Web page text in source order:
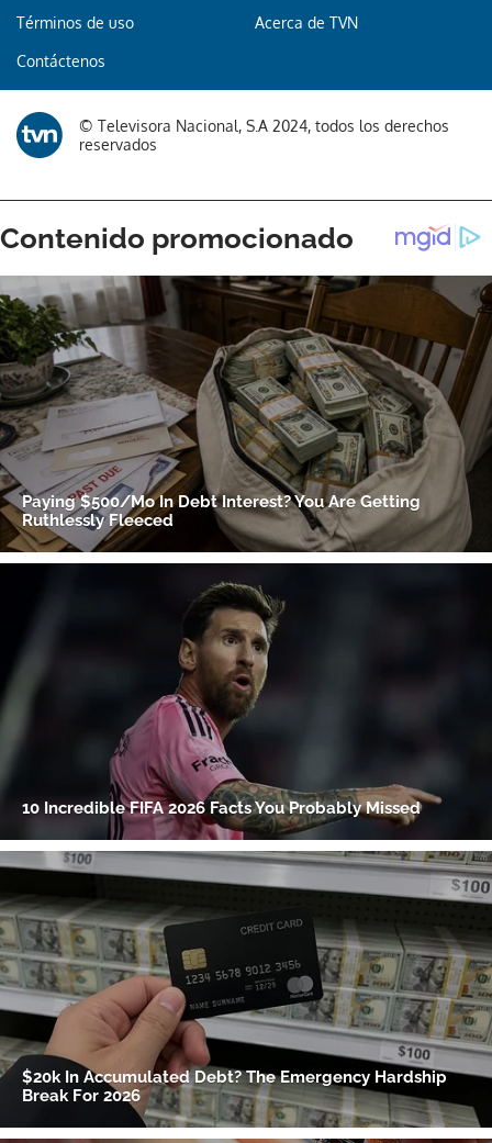
ACEPTAR
Términos de uso Acerca de TVN
Contáctenos
© Televisora Nacional, S.A 2024, todos los derechos
reservados